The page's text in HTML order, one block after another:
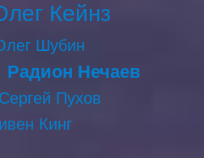
Кейнз
Шубин
Радион Нечаев
Сергей Пухов
Кинг